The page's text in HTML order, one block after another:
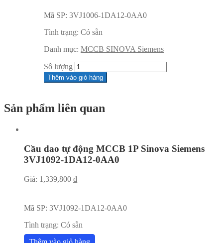
Mã SP: 3VJ1006-1DA12-0AA0
Tình trạng: Có sẵn
Danh mục: MCCB SINOVA Siemens
Sô lượng
Thêm vào giỏ hàng
Sản phẩm liên quan
Cầu dao tự động MCCB 1P Sinova Siemens
3VJ1092-1DA12-0AA0
Giá: 1,339,800 ₫
Mã SP: 3VJ1092-1DA12-0AA0
Tình trạng: Có sẵn